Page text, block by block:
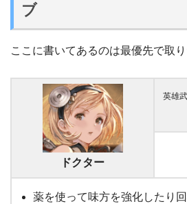
ブ
ここに書いてあるのは最優先で取り
ドクター
英雄
薬を使って味方を強化したり